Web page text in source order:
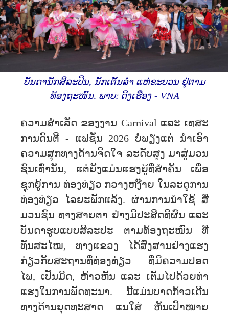
ບັນດານັກສິລະປິນ, ນັກເຕັ້ນລຳ ແຫ່ຂະບວນ ຢູ່ຕາມ
ທ້ອງຖະໜົນ. ພາບ: ດິງເຮືອງ - VNA
ຄວາມສຳເລັດ ຂອງງານ Carnival ແລະ ເທສະ
ການດົນຕີ - ແຟຊັ່ນ 2026 ບໍ່ພຽງແຕ່ ນຳເອົາ
ຄວາມສຸກທາງດ້ານຈິດໃຈ ລະດັບສູງ ມາສູ່ມວນ
ຊົນເທົ່ານັ້ນ, ແຕ່ຍັງແມ່ນແຮງຍູ້ທີ່ສຳຄັນ ເພື່ອ
ຊຸກຍູ້ການ ທ່ອງທ່ຽວ ກວາງຫງ໊າຍ ໃນລະດູການ
ທ່ອງທ່ຽວ ໄລຍະພັກແລ້ງ. ຜ່ານການນຳໃຊ້ ສື່
ມວນຊົນ ທາງສາຍຕາ ຢ່າງມີປະສິດທິຜົນ ແລະ
ບັນດາຮູບແບບສິລະປະ ຕາມທ້ອງຖະໜົນ ທີ່
ທັນສະໄໝ, ທາງແຂວງ ໄດ້ສົ່ງສານຢ່າງແຮງ
ກ່ຽວກັບສະຖານທີ່ທ່ອງທ່ຽວ ທີ່ມີຄວາມປອດ
ໄພ, ເປັນມິດ, ຫ້າວຫັນ ແລະ ເຕັມໄປດ້ວຍທ່າ
ແຮງໃນການພັດທະນາ. ນີ້ແມ່ນບາດກ້າວເດີນ
ທາງດ້ານຍຸດທະສາດ ແນໃສ່ ຫັນເປົ້າໝາຍ